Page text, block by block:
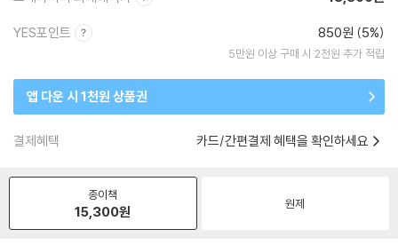
YES포인트 850원 (5%)
5만원 이상 구매 시 2천원 추가 적립
앱 다운 시 1천원 상품권
결제혜택 카드/간편결제 혜택을 확인하세요
종이책
15,300원 원제